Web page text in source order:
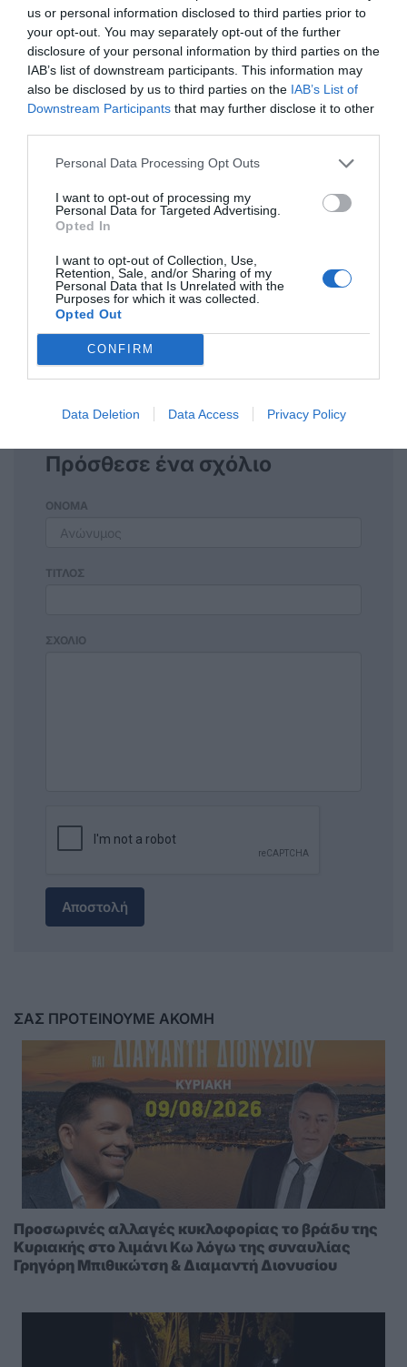
us or personal information disclosed to third parties prior to
your opt-out. You may separately opt-out of the further
disclosure of your personal information by third parties on the
IAB’s list of downstream participants. This information may
also be disclosed by us to third parties on the IAB’s List of
Downstream Participants that may further disclose it to other
Personal Data Processing Opt Outs
I want to opt-out of processing my
Personal Data for Targeted Advertising.
Opted In
I want to opt-out of Collection, Use,
Retention, Sale, and/or Sharing of my
Personal Data that Is Unrelated with the
Purposes for which it was collected.
Opted Out
CONFIRM
Data Deletion Data Access Privacy Policy
αυστραλια? καποιοι τα καταφεραν εδω στις
δυσκολες δεκαετιες του 50-60 αλλα δεν
βγηκαν στις καμερες , Χαρικλεια απλα δεν
υπαρχεις ο λαρυ κινγκ ατσικο μπροστα σου
Δεν πάνε να δουλέψουνε
Να δούνε πως βγαίνει το ψωμί
Γιναν... Όλοι τραγουδιστές...
Ανώνυμος
04/08 - 07:40
Κως
Το βημα του ΓΙΑΝΝΗ ΙΩΑΝΝΙΔΗ, ας
προσεξει μερικα πραγματα.
Πρόσθεσε ένα σχόλιο
ΟΝΟΜΑ
ΤΙΤΛΟΣ
ΣΧΟΛΙΟ
Αποστολή
ΣΑΣ ΠΡΟΤΕΙΝΟΥΜΕ ΑΚΟΜΗ
Προσωρινές αλλαγές κυκλοφορίας το βράδυ της
Κυριακής στο λιμάνι Κω λόγω της συναυλίας
Γρηγόρη Μπιθικώτση & Διαμαντή Διονυσίου